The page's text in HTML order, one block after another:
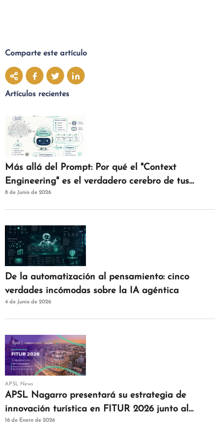
Comparte este artículo
Artículos recientes
Más allá del Prompt: Por qué el "Context
Engineering" es el verdadero cerebro de tus
agentes de IAM
8 de Junio de 2026
De la automatización al pensamiento: cinco
verdades incómodas sobre la IA agéntica
4 de Junio de 2026
APSL News
APSL Nagarro presentará su estrategia de
innovación turística en FITUR 2026 junto al
clúster Turistec
16 de Enero de 2026